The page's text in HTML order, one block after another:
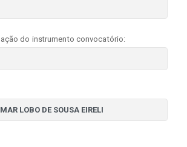
do instrumento convocatório: